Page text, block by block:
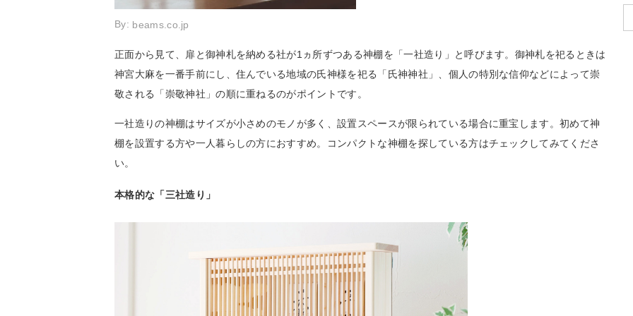
By: beams.co.jp
正面から見て、扉と御神札を納める社が1ヵ所ずつある神棚を「一社造り」と呼びます。御神札を祀るときは
神宮大麻を一番手前にし、住んでいる地域の氏神様を祀る「氏神神社」、個人の特別な信仰などによって崇
敬される「崇敬神社」の順に重ねるのがポイントです。
一社造りの神棚はサイズが小さめのモノが多く、設置スペースが限られている場合に重宝します。初めて神
棚を設置する方や一人暮らしの方におすすめ。コンパクトな神棚を探している方はチェックしてみてくださ
い。
本格的な「三社造り」